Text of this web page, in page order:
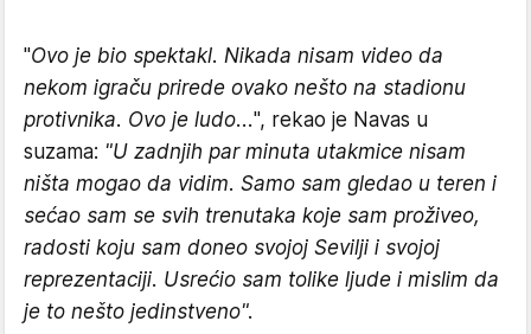
"Ovo je bio spektakl. Nikada nisam video da
nekom igraču prirede ovako nešto na stadionu
protivnika. Ovo je ludo...", rekao je Navas u
suzama: "U zadnjih par minuta utakmice nisam
ništa mogao da vidim. Samo sam gledao u teren i
sećao sam se svih trenutaka koje sam proživeo,
radosti koju sam doneo svojoj Sevilji i svojoj
reprezentaciji. Usrećio sam tolike ljude i mislim da
je to nešto jedinstveno".